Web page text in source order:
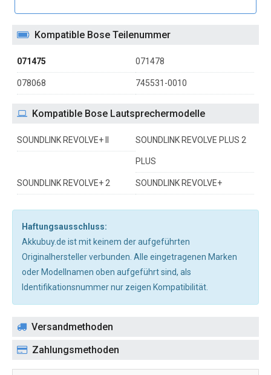
Kompatible Bose Teilenummer
071475 071478
078068 745531-0010
Kompatible Bose Lautsprechermodelle
SOUNDLINK REVOLVE+ II SOUNDLINK REVOLVE PLUS 2
PLUS
SOUNDLINK REVOLVE+ 2 SOUNDLINK REVOLVE+
Haftungsausschluss:
Akkubuy.de ist mit keinem der aufgeführten
Originalhersteller verbunden. Alle eingetragenen Marken
oder Modellnamen oben aufgeführt sind, als
Identifikationsnummer nur zeigen Kompatibilität.
Versandmethoden
Zahlungsmethoden